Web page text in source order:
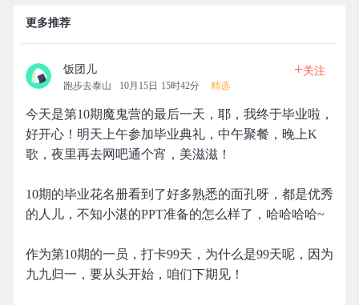
更多推荐
饭团儿
跑步去泰山 10月15日 15时42分 精选
+关注
今天是第10期魔鬼营的最后一天，耶，我终于毕业啦，
好开心！明天上午参加毕业典礼，中午聚餐，晚上K
歌，夜里再去网吧通个宵，美滋滋！
10期的毕业花名册看到了好多熟悉的面孔呀，都是优秀
的人儿，不知小湛的PPT准备的怎么样了，哈哈哈哈~
作为第10期的一员，打卡99天，为什么是99天呢，因为
九九归一，要从头开始，咱们下期见！